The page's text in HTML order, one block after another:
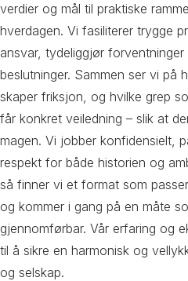
verdier og mål til praktiske
hverdagen. Vi fasiliterer trygge
ansvar, tydeliggjør
beslutninger. Sammen ser vi på
skaper friksjon, og hvilke grep
får konkret veiledning – slik at
magen. Vi jobber konfidensielt,
respekt for både historien og
så finner vi et format som
og kommer i gang på en måte
gjennomførbar. Vår erfaring og
til å sikre en harmonisk og
og selskap.